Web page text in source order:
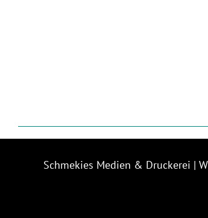
Schmekies Medien & Druckerei |